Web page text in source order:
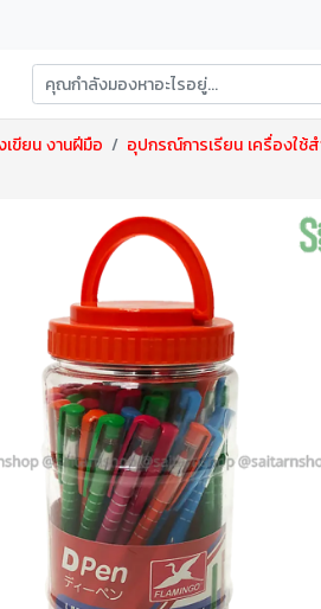
เขียน งานฝีมือ อุปกรณ์การเรียน เครื่องใช้